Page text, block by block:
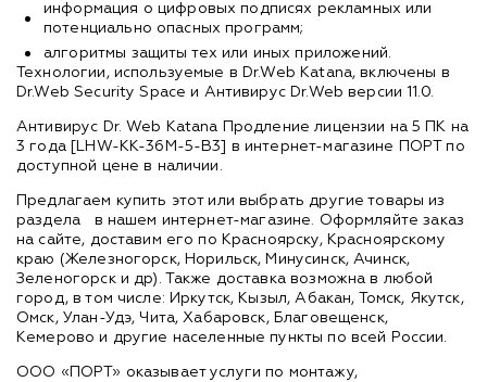
информация о цифровых подписях рекламных или
потенциально опасных программ;
алгоритмы защиты тех или иных приложений.
Технологии, используемые в Dr.Web Katana, включены в
Dr.Web Security Space и Антивирус Dr.Web версии 11.0.
Антивирус Dr. Web Katana Продление лицензии на 5 ПК на
3 года [LHW-KK-36M-5-B3] в интернет-магазине ПОРТ по
доступной цене в наличии.
Предлагаем купить этот или выбрать другие товары из
раздела
в нашем интернет-магазине. Оформляйте заказ
на сайте, доставим его по Красноярску, Красноярскому
краю (Железногорск, Норильск, Минусинск, Ачинск,
Зеленогорск и др). Также доставка возможна в любой
город, в том числе: Иркутск, Кызыл, Абакан, Томск, Якутск,
Омск, Улан-Удэ, Чита, Хабаровск, Благовещенск,
Кемерово и другие населенные пункты по всей России.
ООО «ПОРТ» оказывает услуги по монтажу,